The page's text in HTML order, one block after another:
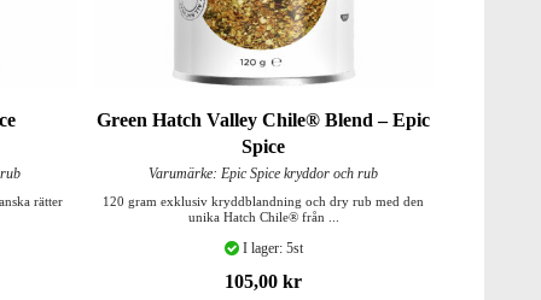
rätter
Green Hatch Valley Chile® Blend – Epic
Spice
Varumärke: Epic Spice kryddor och rub
120 gram exklusiv kryddblandning och dry rub med den
unika Hatch Chile® från ...
I lager: 5st
105,00 kr